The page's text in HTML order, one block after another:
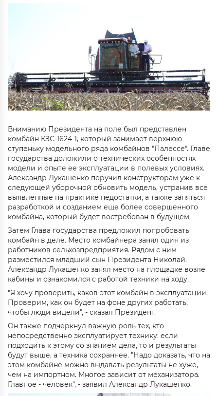
Вниманию Президента на поле был представлен
комбайн КЗС-1624-1, который занимает верхнюю
ступеньку модельного ряда комбайнов "Палессе". Главе
государства доложили о технических особенностях
модели и опыте ее эксплуатации в полевых условиях.
Александр Лукашенко поручил конструкторам уже к
следующей уборочной обновить модель, устранив все
выявленные на практике недостатки, а также заняться
разработкой и созданием еще более совершенного
комбайна, который будет востребован в будущем.
Затем Глава государства предложил попробовать
комбайн в деле. Место комбайнера занял один из
работников сельхозпредприятия. Рядом с ним
разместился младший сын Президента Николай.
Александр Лукашенко занял место на площадке возле
кабины и ознакомился с работой техники на ходу.
"Я хочу проверить, каков этот комбайн в эксплуатации.
Проверим, как он будет на фоне других работать,
чтобы люди видели", - сказал Президент.
Он также подчеркнул важную роль тех, кто
непосредственно эксплуатирует технику: если
подходить к этому со знанием дела, то и результаты
будут выше, а техника сохраннее. "Надо доказать, что на
этом комбайне можно выдавать результаты не хуже,
чем на импортном. Многое зависит от механизатора.
Главное - человек", - заявил Александр Лукашенко.